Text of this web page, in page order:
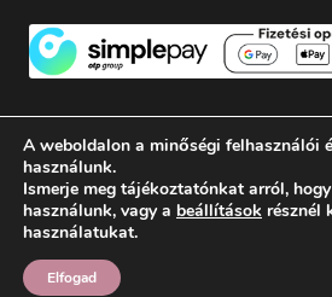
© 2026 SWEETIC CSOKOLÁDÉ
SWEETIC@SWEETIC.HU
A weboldalon a minőségi felhasználói
használunk.
Ismerje meg tájékoztatónkat arról,
használunk, vagy a beállítások résznél
használatukat.
Elfogad